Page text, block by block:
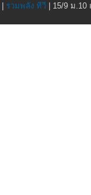
| รวมพลัง ทีวี | 15/9 ม.10